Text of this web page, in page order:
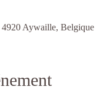
4920 Aywaille, Belgique